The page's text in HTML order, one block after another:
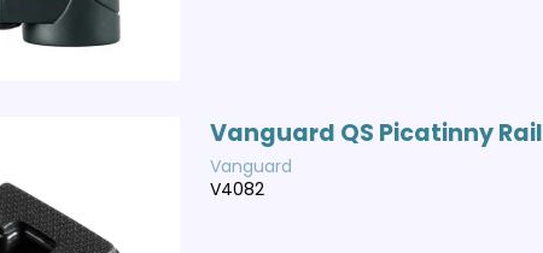
Vanguard QS Picatinny Rail
Vanguard
V4082